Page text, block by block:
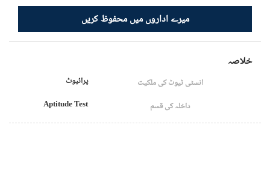
میرے اداروں میں محفوظ کریں
خلاصہ
انسٹی ٹیوٹ کی ملکیت
پرائیوٹ
داخلہ کی قسم
Aptitude Test